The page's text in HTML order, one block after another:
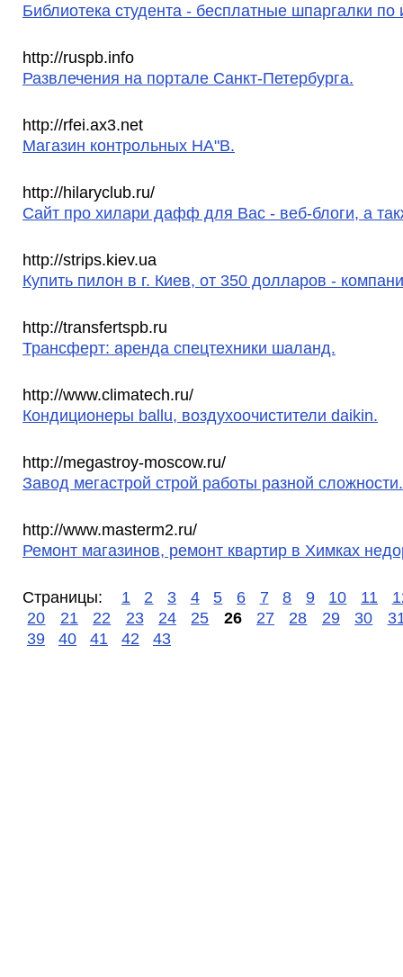
Библиотека студента - бесплатные шпаргалки по
http://ruspb.info
Развлечения на портале Санкт-Петербурга.
http://rfei.ax3.net
Магазин контрольных HA"B.
http://hilaryclub.ru/
Сайт про хилари дафф для Вас - веб-блоги, а
http://strips.kiev.ua
Купить пилон в г. Киев, от 350 долларов -
http://transfertspb.ru
Трансферт: аренда спецтехники шаланд.
http://www.climatech.ru/
Кондиционеры ballu, воздухоочистители daikin.
http://megastroy-moscow.ru/
Завод мегастрой строй работы разной сложности.
http://www.masterm2.ru/
Ремонт магазинов, ремонт квартир в Химках
Страницы: 1 2 3 4 5 6 7 8 9 10 11
20
21 22 23 24 25 26 27 28 29 30
39
40 41 42 43